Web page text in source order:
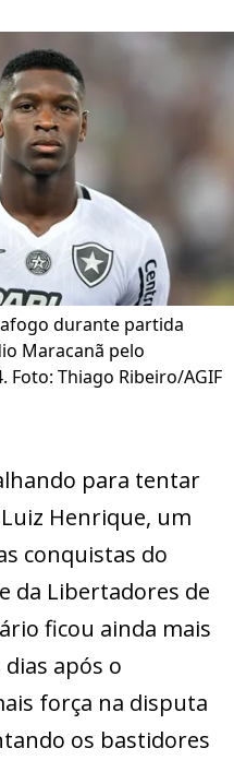
durante partida
Maracanã pelo
Foto: Thiago Ribeiro/AGIF
para tentar
Henrique, um
conquistas do
da Libertadores de
ficou ainda mais
após o
força na disputa
os bastidores